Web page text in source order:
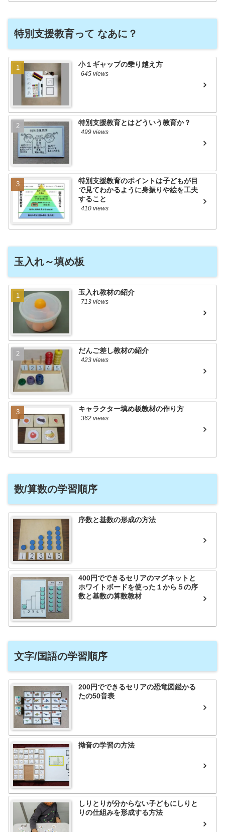
特別支援教育って なあに？
小１ギャップの乗り越え方
645 views
特別支援教育とはどういう教育か？
499 views
特別支援教育のポイントは子どもが目
で見てわかるように身振りや絵を工夫
すること
410 views
玉入れ～填め板
玉入れ教材の紹介
713 views
だんご差し教材の紹介
423 views
キャラクター填め板教材の作り方
362 views
数/算数の学習順序
序数と基数の形成の方法
400円でできるセリアのマグネットと
ホワイトボードを使った１から５の序
数と基数の算数教材
文字/国語の学習順序
200円でできるセリアの恐竜図鑑かる
たの50音表
拗音の学習の方法
しりとりが分からない子どもにしりと
りの仕組みを形成する方法